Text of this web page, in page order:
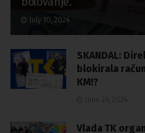
July 10, 2024
SKANDAL:
blokirala
KM!?
Vlada TK